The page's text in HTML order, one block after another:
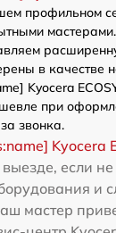
профильном
в качестве
Kyocera
при
звонка.
Kyocera
если не
и
мастер